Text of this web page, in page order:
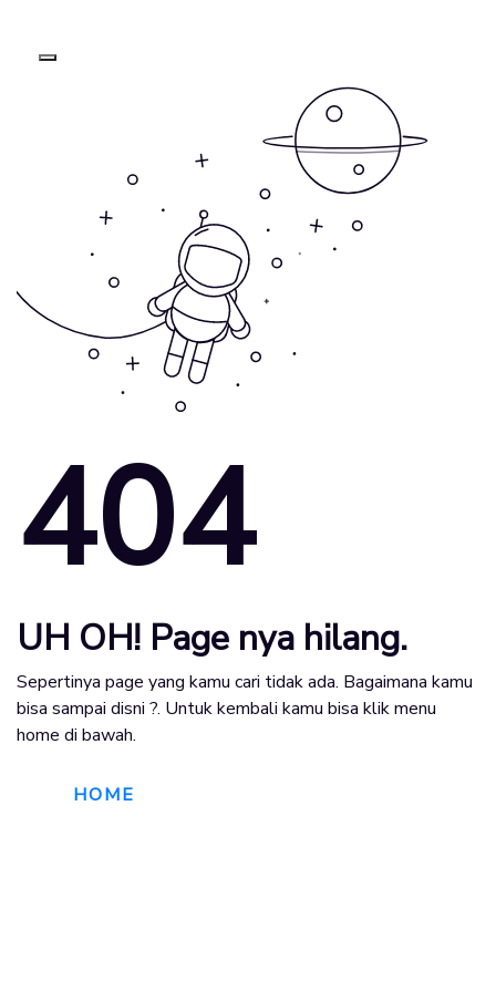
404
UH OH! Page nya hilang.
Sepertinya page yang kamu cari tidak ada. Bagaimana kamu
bisa sampai disni ?. Untuk kembali kamu bisa klik menu
home di bawah.
HOME